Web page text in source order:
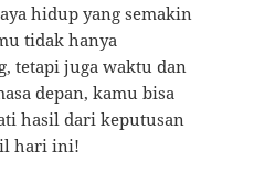
hidup yang semakin
tidak hanya
tetapi juga waktu dan
depan, kamu bisa
hasil dari keputusan
hari ini!